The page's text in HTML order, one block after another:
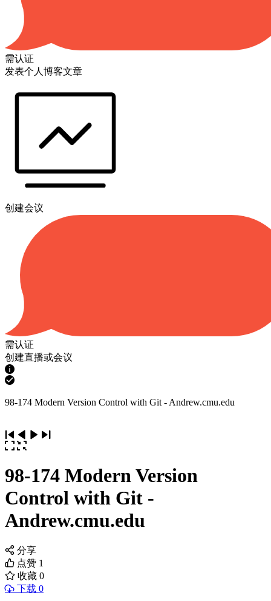
需认证
发表个人博客文章
创建会议
需认证
创建直播或会议
98-174 Modern Version Control with Git - Andrew.cmu.edu
98-174 Modern Version
Control with Git -
Andrew.cmu.edu
分享
点赞 1
收藏 0
下载 0